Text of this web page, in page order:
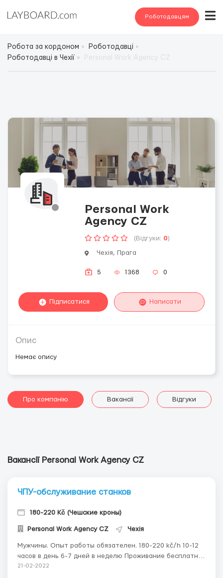
Роботодавцям
Робота за кордоном
Роботодавці
Роботодавці в Чехії
Personal Work
Agency CZ
(Відгуки: 0)
Чехія, Прага
5 1368 0
Підписатися Написати
Опис
Немає опису
Про компанію Вакансії Відгуки
Вакансії Personal Work Agency CZ
ЧПУ-обслуживание станков
180-220 Kč (Чешские кроны)
Personal Work Agency CZ Чехія
Мужчины. Опыт работы обязателен. 180-220 kč/h 10-12
часов в день 6-7 дней в неделю Проживание бесплатно
Документы: чешская виза
21-02-2022